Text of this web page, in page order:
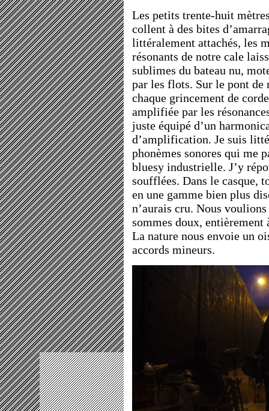
Les petits trente-huit
collent à des bites
littéralement attachés, les
résonants de notre cale
sublimes du bateau nu,
par les flots. Sur le pont de
chaque grincement de
amplifiée par les
juste équipé d’un
d’amplification. Je suis
phonèmes sonores qui me
bluesy industrielle. J’y
soufflées. Dans le casque,
en une gamme bien plus
n’aurais cru. Nous
sommes doux, entièrement
La nature nous envoie un
accords mineurs.